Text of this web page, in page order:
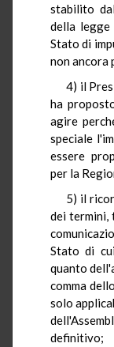
stabilito
della legge
Stato di
non ancora
4) il
ha
agire
speciale
essere
per la
5) il
dei termini,
Stato di
quanto
comma
solo
definitivo;